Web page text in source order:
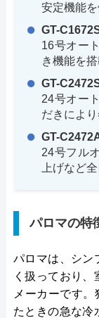
安定機能を
GT-
16号オー
き機能を
GT-
24号オー
だきによ
GT-
24号フル
上げなど
パロマの特
パロマは、シン
く扱っており
メーカーです
たときの急な冷